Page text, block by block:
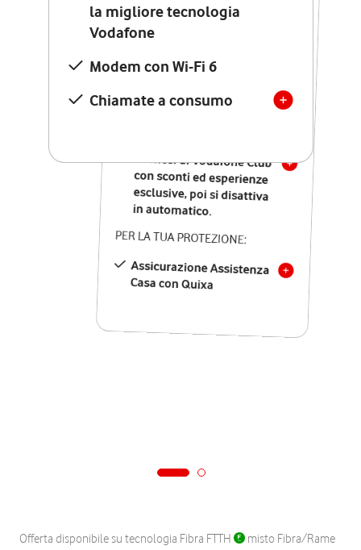
la migliore tecnologia
Vodafone
Modem con Wi-Fi 6
Chiamate a consumo
Vodafone
Modem Seven con Wi-Fi 7
Chiamate illimitate verso
numeri fissi e mobili
nazionali
12 mesi di Vodafone Club
con sconti ed esperienze
esclusive, poi si disattiva
in automatico.
PER LA TUA PROTEZIONE:
Assicurazione Assistenza
Casa con Quixa
Offerta disponibile su tecnologia Fibra FTTH
misto Fibra/Rame